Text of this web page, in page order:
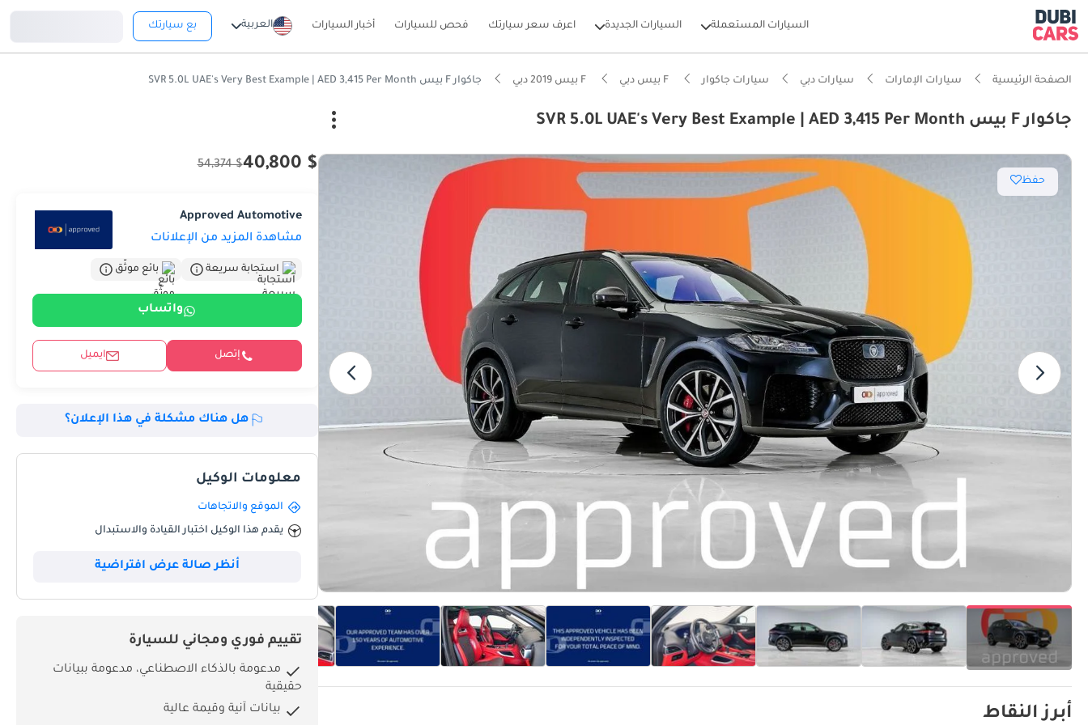
السيارات المستعملة السيارات الجديدة اعرف سعر سيارتك فحص للسيارات أخبار السيارات العربية بع سيارتك
الصفحة الرئيسية سيارات الإمارات سيارات دبي سيارات جاكوار جاكوار F بيس SVR 5.0L UAE's Very Best Example | AED 3,415 Per Month
جاكوار F بيس SVR 5.0L UAE's Very Best Example | AED 3,415 Per Month
حفظ
أبرز النقاط
$ 40,800
$ 54,374
Approved Automotive
مشاهدة المزيد من الإعلانات
استجابة سريعة بائع موثّق
واتساب
إتصل ايميل
هل هناك مشكلة في هذا الإعلان؟
معلومات الوكيل
الموقع والاتجاهات
يقدم هذا الوكيل اختبار القيادة والاستبدال
أنظر صالة عرض افتراضية
تقييم فوري ومجاني للسيارة
مدعومة بالذكاء الاصطناعي، مدعومة ببيانات
حقيقية
بيانات آنية وقيمة عالية
من 0 إلى 100 كم/ساعة في أقل من 4 ثوانٍ
معيار نظام الصوت من الدرجة الأولى
تصنيف السلامة 5 نجوم من NCAP